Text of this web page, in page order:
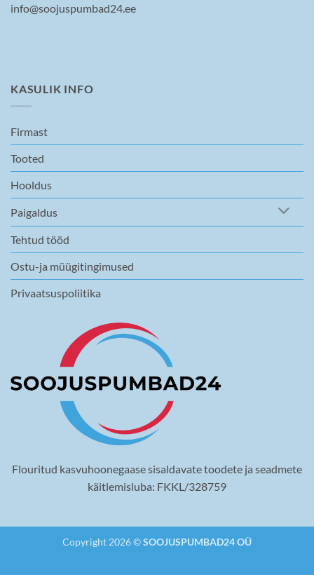
info@soojuspumbad24.ee
KASULIK INFO
Firmast
Tooted
Hooldus
Paigaldus
Tehtud tööd
Ostu-ja müügitingimused
Privaatsuspoliitika
Flouritud kasvuhoonegaase sisaldavate toodete ja seadmete
käitlemisluba: FKKL/328759
Copyright 2026 ©SOOJUSPUMBAD24 OÜ